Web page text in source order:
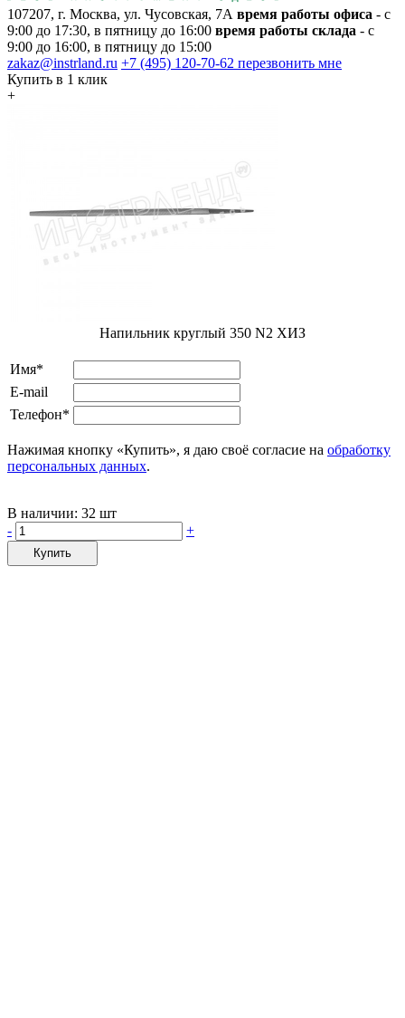
107207, г. Москва, ул. Чусовская, 7А время работы офиса - с
9:00 до 17:30, в пятницу до 16:00 время работы склада - с
9:00 до 16:00, в пятницу до 15:00
zakaz@instrland.ru +7 (495) 120-70-62 перезвонить мне
Купить в 1 клик
+
Напильник круглый 350 N2 ХИЗ
Имя*
E-mail
Телефон*
Нажимая кнопку «Купить», я даю своё согласие на обработку
персональных данных.
В наличии: 32 шт
-
+
Купить